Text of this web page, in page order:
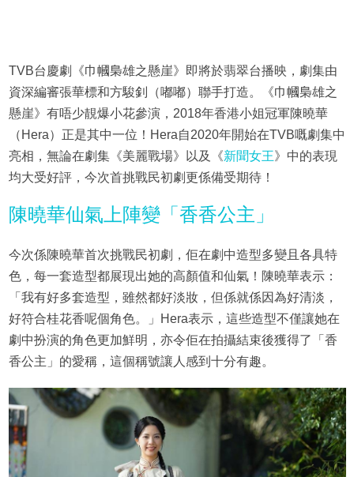
TVB台慶劇《巾幗梟雄之懸崖》即將於翡翠台播映，劇集由
資深編審張華標和方駿釗（嘟嘟）聯手打造。《巾幗梟雄之
懸崖》有唔少靚爆小花參演，2018年香港小姐冠軍陳曉華
（Hera）正是其中一位！Hera自2020年開始在TVB嘅劇集中
亮相，無論在劇集《美麗戰場》以及《新聞女王》中的表現
均大受好評，今次首挑戰民初劇更係備受期待！
陳曉華仙氣上陣變「香香公主」
今次係陳曉華首次挑戰民初劇，佢在劇中造型多變且各具特
色，每一套造型都展現出她的高顏值和仙氣！陳曉華表示：
「我有好多套造型，雖然都好淡妝，但係就係因為好清淡，
好符合桂花香呢個角色。」Hera表示，這些造型不僅讓她在
劇中扮演的角色更加鮮明，亦令佢在拍攝結束後獲得了「香
香公主」的愛稱，這個稱號讓人感到十分有趣。